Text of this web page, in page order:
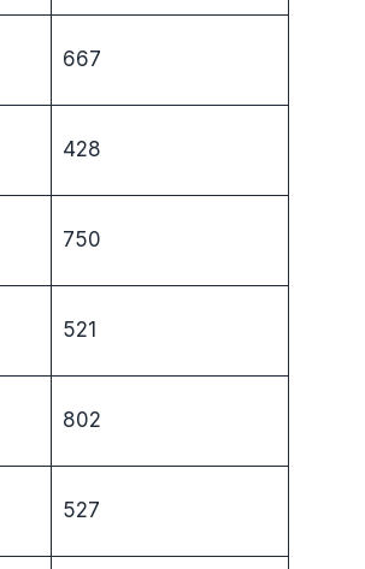
667
428
750
521
802
527